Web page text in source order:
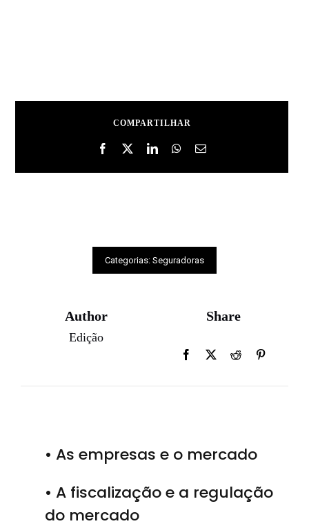
COMPARTILHAR
Categorias: Seguradoras
Author
Edição
Share
• As empresas e o mercado
• A fiscalização e a regulação
do mercado